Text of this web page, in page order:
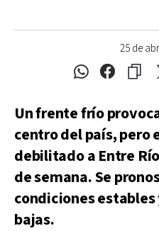
25 de
Un frente frío
centro del país,
debilitado a Entre
de semana. Se
condiciones
bajas.